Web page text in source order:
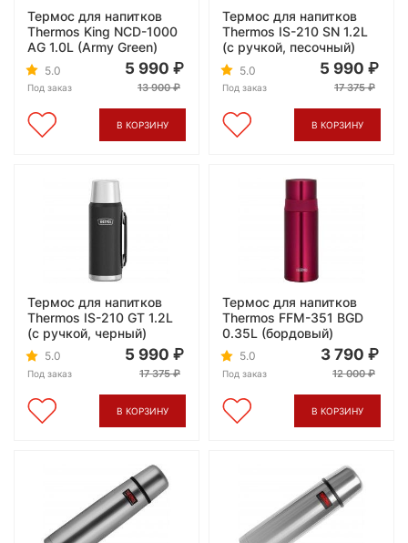
Термос для напитков
Thermos King NCD-1000
AG 1.0L (Army Green)
5.0
Под заказ
5 990
13 900
В КОРЗИНУ
Термос для напитков
Thermos IS-210 SN 1.2L
(с ручкой, песочный)
5.0
Под заказ
5 990
17 375
В КОРЗИНУ
Термос для напитков
Thermos IS-210 GT 1.2L
(с ручкой, черный)
5.0
Под заказ
5 990
17 375
В КОРЗИНУ
Термос для напитков
Thermos FFM-351 BGD
0.35L (бордовый)
5.0
Под заказ
3 790
12 000
В КОРЗИНУ